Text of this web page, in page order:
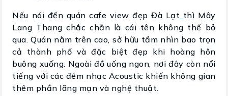
Nếu nói đến quán cafe view đẹp Đà Lạt thì Mây
Lang Thang chắc chắn là cái tên không thể bỏ
qua. Quán nằm trên cao, sở hữu tầm nhìn bao trọn
cả thành phố và đặc biệt đẹp khi hoàng hôn
buông xuống. Ngoài đồ uống ngon, nơi đây còn nổi
tiếng với các đêm nhạc Acoustic khiến không gian
thêm phần lãng mạn và nghệ thuật.